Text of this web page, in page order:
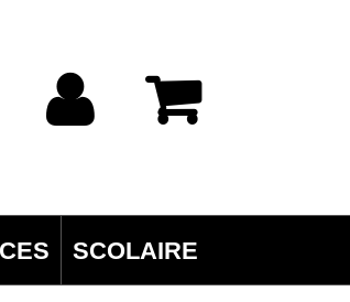
SCOLAIRE